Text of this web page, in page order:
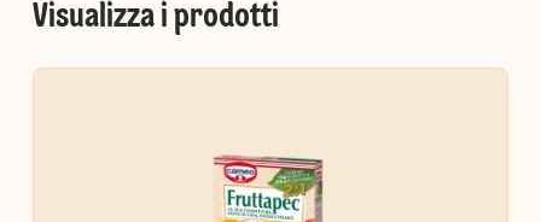
Visualizza i prodotti